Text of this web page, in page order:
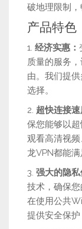
破地理限制，
产品特色
1. 经济实惠：
质量的服务
由。我们提
选择。
2. 超快连接速
保您能够以
观看高清视
龙VPN都能满
3. 强大的隐私
技术，确保
在使用公共
提供安全保护